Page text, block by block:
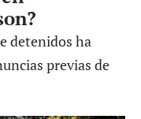
detenidos ha
previas de